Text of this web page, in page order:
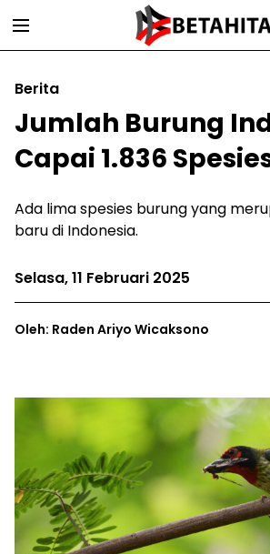
Berita
Jumlah Burung
Capai 1.836
Ada lima spesies burung yang
baru di Indonesia.
Selasa, 11 Februari 2025
Oleh: Raden Ariyo Wicaksono